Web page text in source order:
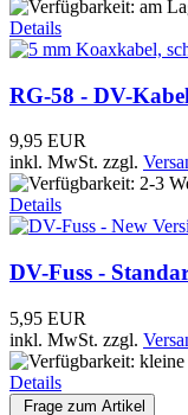
Details
RG-58 - DV-
9,95 EUR
inkl. MwSt. zzgl.
Details
DV-Fuss -
5,95 EUR
inkl. MwSt. zzgl.
Details
Frage zum Artikel